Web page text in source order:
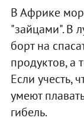
В Африке
"зайцами". В
борт на
продуктов, а
Если учесть,
умеют
гибель.